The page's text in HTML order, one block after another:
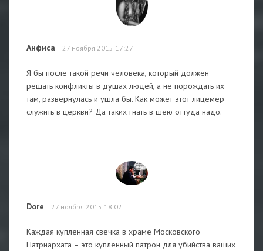
Анфиса 27 ноября 2015 17:27
Я бы после такой речи человека, который должен
решать конфликты в душах людей, а не порождать их
там, развернулась и ушла бы. Как может этот лицемер
служить в церкви? Да таких гнать в шею оттуда надо.
Dore 27 ноября 2015 18:02
Каждая купленная свечка в храме Московского
Патриархата – это купленный патрон для убийства ваших